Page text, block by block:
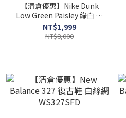
【清倉優惠】Nike Dunk
Low Green Paisley 綠白 變
形蟲 女鞋 DH4401-102
NT$1,999
NT$8,000